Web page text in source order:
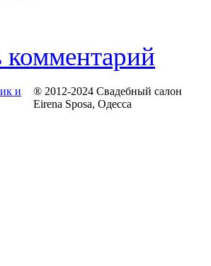
комментарий
® 2012-2024 Свадебный салон
Eirena Sposa, Одесса